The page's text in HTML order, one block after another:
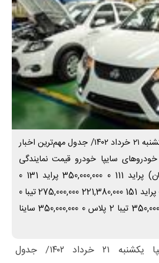
قیمت خودرو‌های سایپا یکشنبه ۲۱ خرداد ۱۴۰۲/ جدول مهم‌ترین اخبار
سایپا خودرو قیمت نمایندگی
(تومان) قیمت بازار (تومان) پراید 111 0 350,000,000 پراید 131 0
330,000,000 پراید 132 0 0 پراید 151 221,380,000 275,000,000 تیبا 0
345,000,000 تیبا 2 0 350,000,000 تیبا 2 پلاس 0 350,000,000 ساینا
۱۴۰۲/ جدول